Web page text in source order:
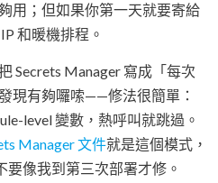
用；但如果你第一天就要寄給
和暖機排程。
Secrets Manager 寫成「每次
現有夠囉嗦——修法很簡單：
level 變數，熱呼叫就跳過。
Manager 文件就是這個模式，
像我到第三次部署才修。